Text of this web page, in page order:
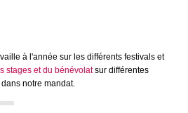
à l'année sur les différents festivals et
stages et du bénévolatsur différentes
notre mandat.